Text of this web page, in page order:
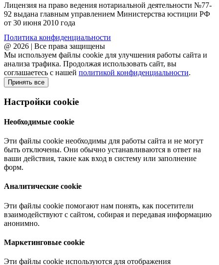
Лицензия на право ведения нотариальной деятельности №77-
92 выдана главным управлением Министерства юстиции РФ
от 30 июня 2010 года
Политика конфиденциальности
@ 2026 | Все права защищены
Мы используем файлы cookie для улучшения работы сайта и
анализа трафика. Продолжая использовать сайт, вы
соглашаетесь с нашей политикой конфиденциальности.
Принять все
Настройки cookie
Необходимые cookie
Эти файлы cookie необходимы для работы сайта и не могут
быть отключены. Они обычно устанавливаются в ответ на
ваши действия, такие как вход в систему или заполнение
форм.
Аналитические cookie
Эти файлы cookie помогают нам понять, как посетители
взаимодействуют с сайтом, собирая и передавая информацию
анонимно.
Маркетинговые cookie
Эти файлы cookie используются для отображения